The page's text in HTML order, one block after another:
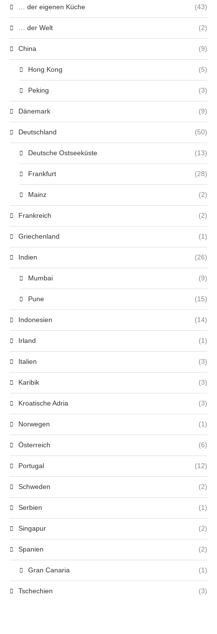
… der eigenen Küche (43)
… der Welt (2)
China (9)
Hong Kong (5)
Peking (3)
Dänemark (9)
Deutschland (50)
Deutsche Ostseeküste (13)
Frankfurt (28)
Mainz (2)
Frankreich (2)
Griechenland (1)
Indien (26)
Mumbai (9)
Pune (15)
Indonesien (14)
Irland (1)
Italien (3)
Karibik (3)
Kroatische Adria (3)
Norwegen (1)
Österreich (6)
Portugal (12)
Schweden (2)
Serbien (1)
Singapur (2)
Spanien (2)
Gran Canaria (1)
Tschechien (3)